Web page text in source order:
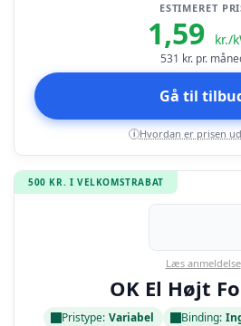
ESTIMERET
1,59 kr./
531 kr. pr.
Gå til
i Hvordan er prisen
500 KR. I VELKOMSTRABAT
Læs anmeldelse
OK El Højt
Pristype: Variabel Binding: